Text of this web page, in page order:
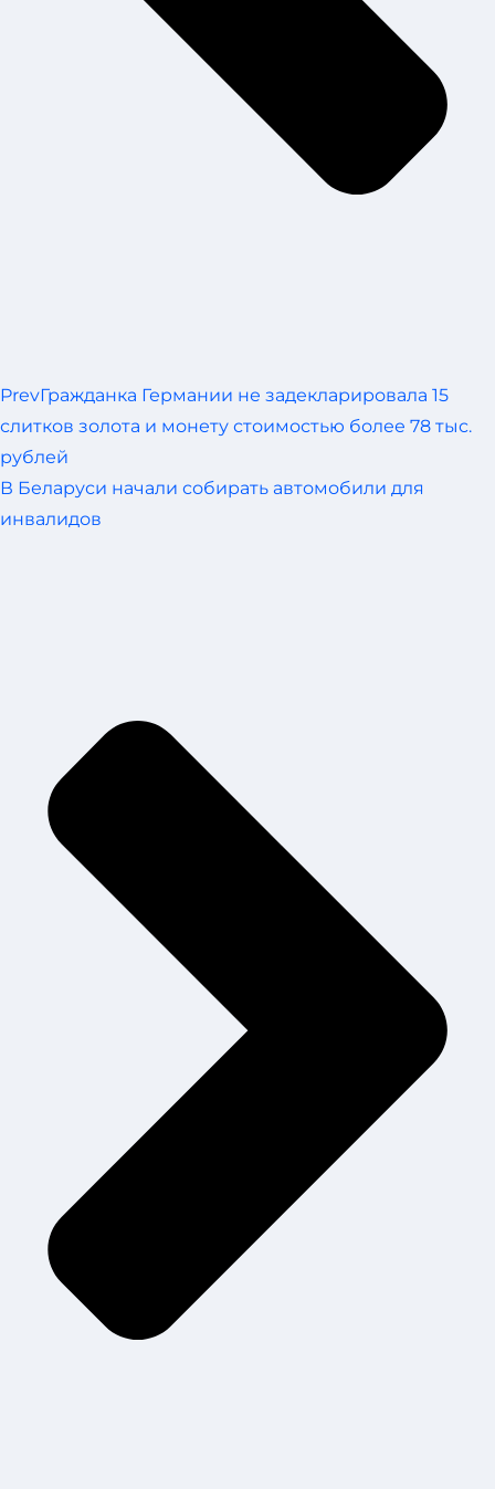
PrevГражданка Германии не задекларировала 15
слитков золота и монету стоимостью более 78 тыс.
рублей
В Беларуси начали собирать автомобили для
инвалидов